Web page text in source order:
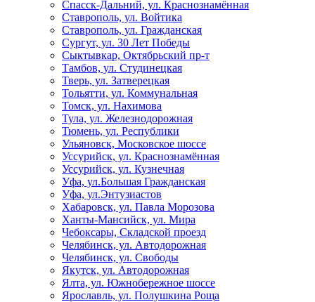
Спасск-Дальний, ул. Краснознамённая
Ставрополь, ул. Войтика
Ставрополь, ул. Гражданская
Сургут, ул. 30 Лет Победы
Сыктывкар, Октябрьский пр-т
Тамбов, ул. Студинецкая
Тверь, ул. Затверецкая
Тольятти, ул. Коммунальная
Томск, ул. Нахимова
Тула, ул. Железнодорожная
Тюмень, ул. Республики
Ульяновск, Московское шоссе
Уссурийск, ул. Краснознамённая
Уссурийск, ул. Кузнечная
Уфа, ул.Большая Гражданская
Уфа, ул.Энтузиастов
Хабаровск, ул. Павла Морозова
Ханты-Мансийск, ул. Мира
Чебоксары, Складской проезд
Челябинск, ул. Автодорожная
Челябинск, ул. Свободы
Якутск, ул. Автодорожная
Ялта, ул. Южнобережное шоссе
Ярославль, ул. Полушкина Роща